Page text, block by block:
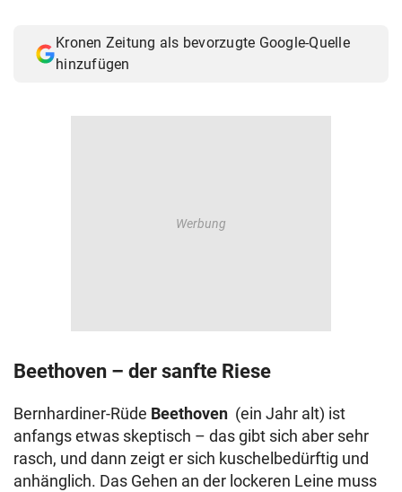
Kronen Zeitung als bevorzugte Google-Quelle
hinzufügen
Beethoven – der sanfte Riese
Bernhardiner-Rüde Beethoven (ein Jahr alt) ist
anfangs etwas skeptisch – das gibt sich aber sehr
rasch, und dann zeigt er sich kuschelbedürftig und
anhänglich. Das Gehen an der lockeren Leine muss